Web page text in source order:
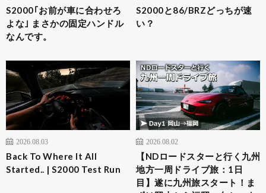
S2000｢お前が車に合わせろ
よな｣ まさかの固定ハンドル
なんです。
S2000と86/BRZどっちが速
い？
2026.08.03
Back To Where It All
Started.. | S2000 Test Run
2026.08.02
【NDロードスターと行く九州
地方一周ドライブ旅：1日
目】遂に九州旅スタート！ま